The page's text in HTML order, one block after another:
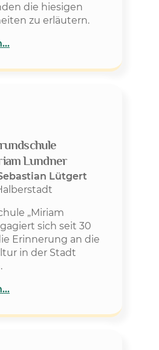
die hiesigen
zu erläutern.
Lundner
Lütgert
„Miriam
sich seit 30
Erinnerung an die
in der Stadt